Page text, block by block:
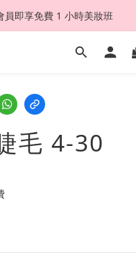
員即享免費 1 小時美妝班
毛 4-30